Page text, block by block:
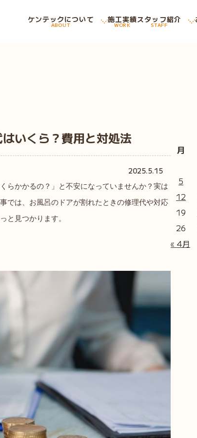
ケンテックについて
ABOUT
施工実績
WORK
スタッフ紹介
STAFF
いくら？費用と対処法
2025.5.15
らかかるの？」と不安になっていませんか？実は
では、お風呂のドアが割れたときの修理代や対応
と見つかります。
月
« 4月
5
12
19
26